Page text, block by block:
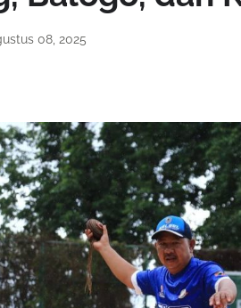
08, 2025